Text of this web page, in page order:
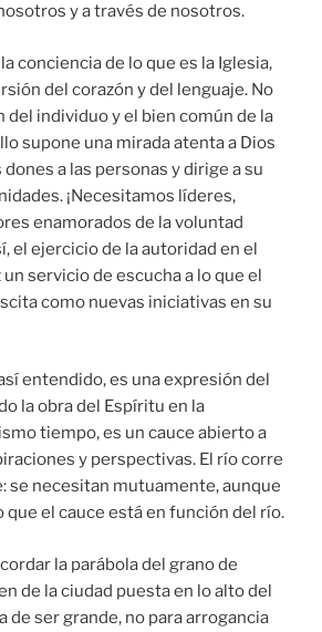
y a través de nosotros.
conciencia de lo que es la Iglesia,
del corazón y del lenguaje. No
del individuo y el bien común de la
supone una mirada atenta a Dios
a las personas y dirige a su
¡Necesitamos líderes,
enamorados de la voluntad
el ejercicio de la autoridad en el
un servicio de escucha a lo que el
como nuevas iniciativas en su
entendido, es una expresión del
la obra del Espíritu en la
tiempo, es un cauce abierto a
y perspectivas. El río corre
se necesitan mutuamente, aunque
el cauce está en función del río.
la parábola del grano de
de la ciudad puesta en lo alto del
de ser grande, no para arrogancia